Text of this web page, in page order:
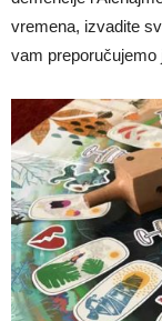
vremena, izvadite
vam